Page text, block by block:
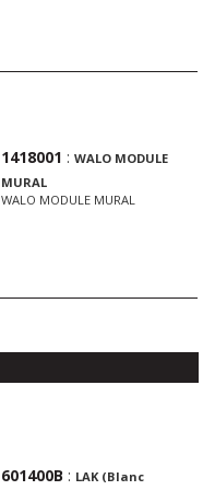
1418001 :WALO MODULE
MURAL
WALO MODULE MURAL
601400B : LAK (Blanc